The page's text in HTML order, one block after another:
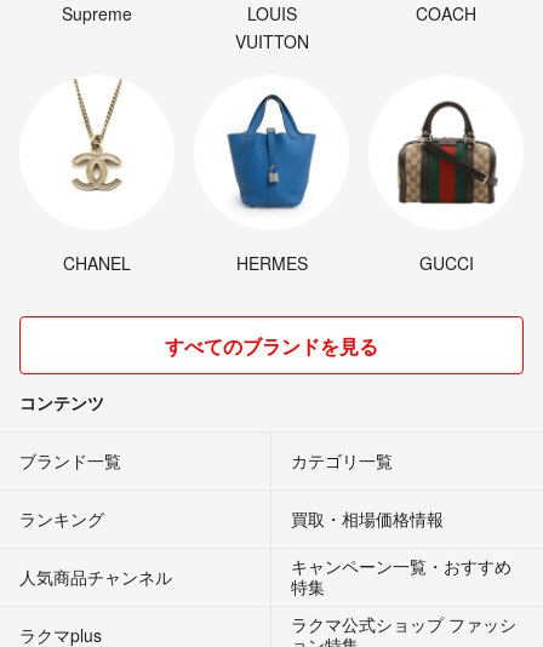
Supreme
LOUIS
VUITTON
COACH
CHANEL HERMES GUCCI
すべてのブランドを見る
コンテンツ
ブランド一覧 カテゴリ一覧
ランキング 買取・相場価格情報
人気商品チャンネル
キャンペーン一覧・おすすめ
特集
ラクマplus
ラクマ公式ショップ ファッシ